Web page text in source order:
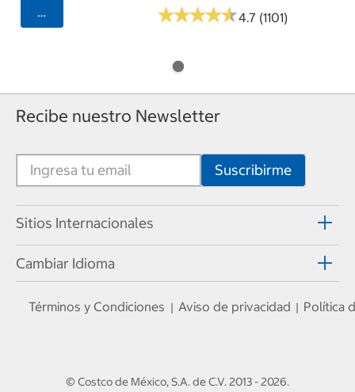
Seleccionar Código Postal
★★★★★
★★★★★4.7 (1101)
Recibe nuestro Newsletter
Sitios Internacionales
Cambiar Idioma
Términos y Condiciones | Aviso de privacidad | Política
© Costco de México, S.A. de C.V.2013 - 2026.